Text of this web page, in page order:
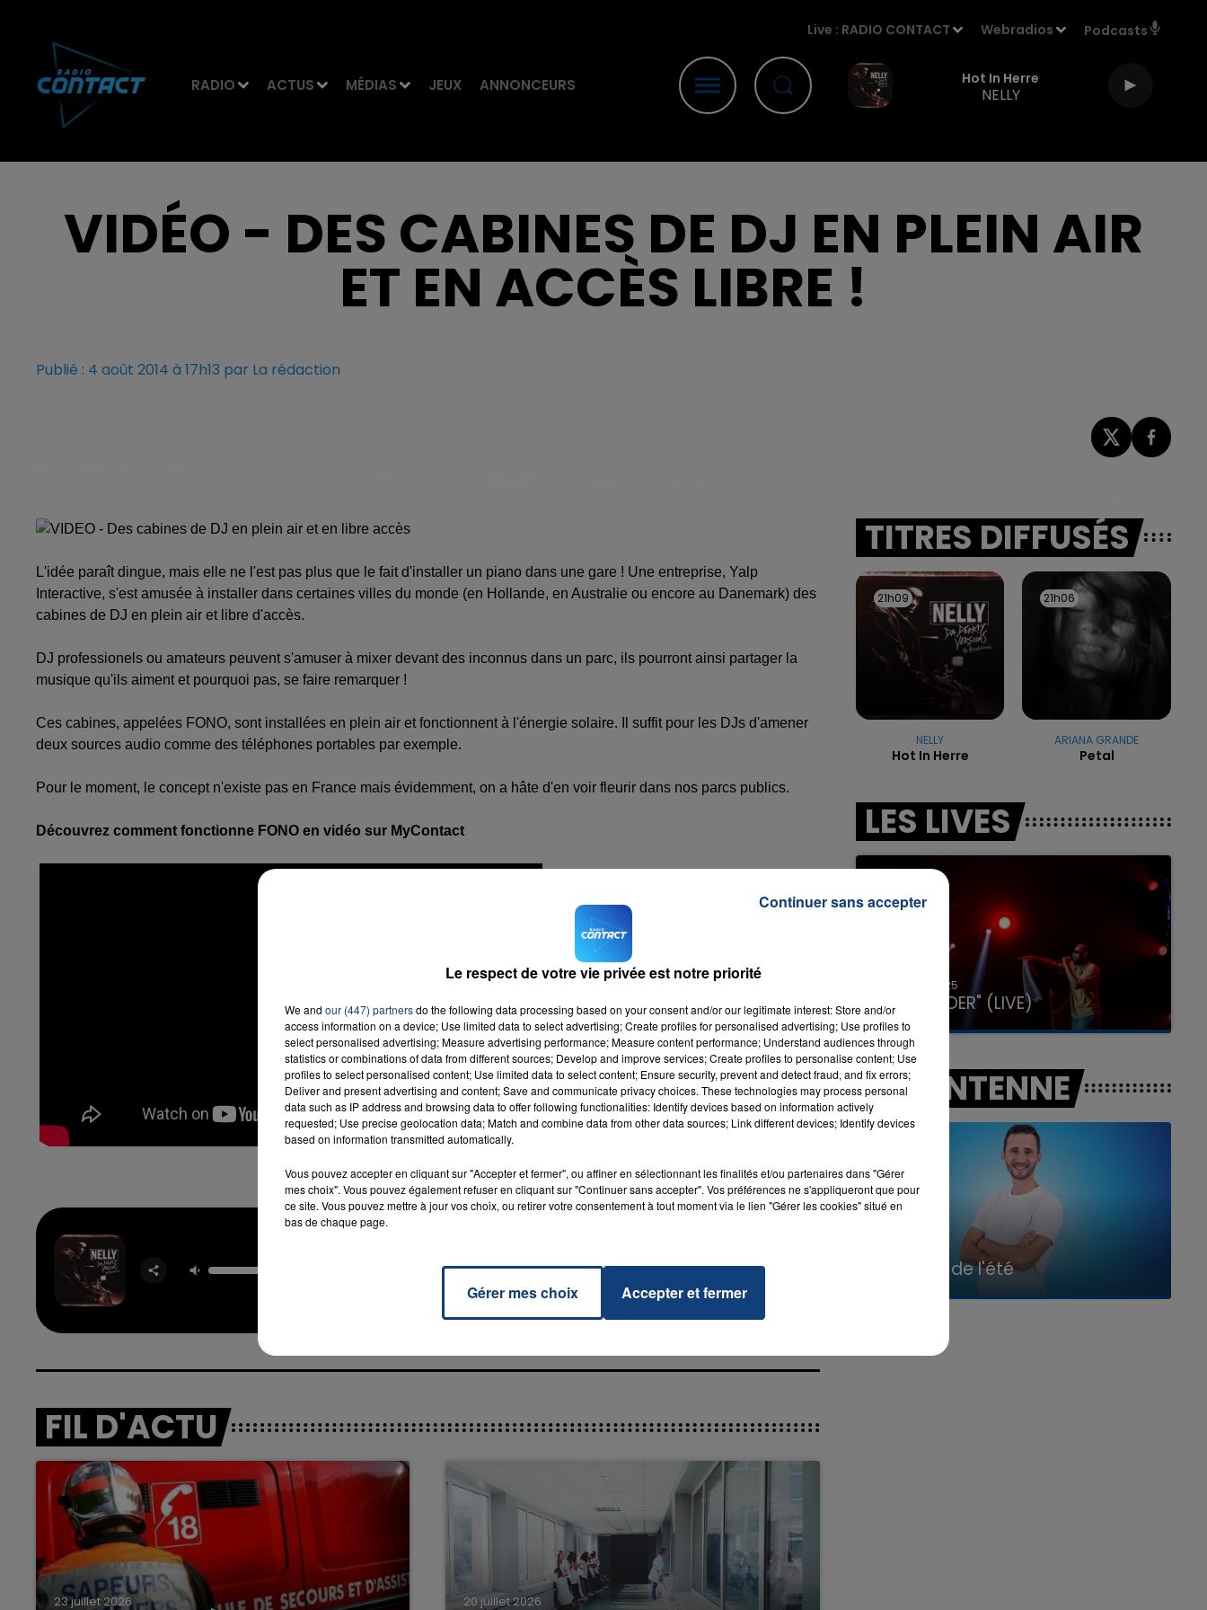
RADIO ACTUS MÉDIAS JEUX ANNONCEURS
Live : RADIO CONTACT Webradios Podcasts
Hot In Herre
NELLY
7h00 - 11h00
LA TEAM DE L'ÉTÉ
VIDÉO - DES CABINES DE DJ EN PLEIN AIR
ET EN ACCÈS LIBRE !
Publié : 4 août 2014 à 17h13 par La rédaction
L'idée paraît dingue, mais elle ne l'est pas plus que le fait d'installer un piano dans une gare ! Une entreprise, Yalp
Interactive, s'est amusée à installer dans certaines villes du monde (en Hollande, en Australie ou encore au Danemark) des
cabines de DJ en plein air et libre d'accès.
DJ professionels ou amateurs peuvent s'amuser à mixer devant des inconnus dans un parc, ils pourront ainsi partager la
musique qu'ils aiment et pourquoi pas, se faire remarquer !
Ces cabines, appelées FONO, sont installées en plein air et fonctionnent à l'énergie solaire. Il suffit pour les DJs d'amener
deux sources audio comme des téléphones portables par exemple.
Pour le moment, le concept n'existe pas en France mais évidemment, on a hâte d'en voir fleurir dans nos parcs publics.
Découvrez comment fonctionne FONO en vidéo sur MyContact
RADIO CONTACT
FIL D'ACTU
23 juillet 2026 20 juillet 2026
TITRES DIFFUSÉS
21h09
21h09
NELLY
Hot In Herre
21h06
21h06
ARIANA GRANDE
Petal
LES LIVES
31 janvier 2025
GIMS "SPIDER" (LIVE)
A L'ANTENNE
La Team de l'été La Team de l'été
Le respect de votre vie privée est notre priorité
We and our (447) partnersdo the following data processing based on your consent and/or our legitimate interest: Store and/or
access information on a device; Use limited data to select advertising; Create profiles for personalised advertising; Use profiles to
select personalised advertising; Measure advertising performance; Measure content performance; Understand audiences through
statistics or combinations of data from different sources; Develop and improve services; Create profiles to personalise content; Use
profiles to select personalised content; Use limited data to select content; Ensure security, prevent and detect fraud, and fix errors;
Deliver and present advertising and content; Save and communicate privacy choices. These technologies may process personal
data such as IP address and browsing data to offer following functionalities: Identify devices based on information actively
requested; Use precise geolocation data; Match and combine data from other data sources; Link different devices; Identify devices
based on information transmitted automatically.
Vous pouvez accepter en cliquant sur "Accepter et fermer", ou affiner en sélectionnant les finalités et/ou partenaires dans "Gérer
mes choix". Vous pouvez également refuser en cliquant sur "Continuer sans accepter". Vos préférences ne s'appliqueront que pour
ce site. Vous pouvez mettre à jour vos choix, ou retirer votre consentement à tout moment via le lien "Gérer les cookies" situé en
bas de chaque page.
Gérer mes choix Accepter et fermer
Continuer sans accepter